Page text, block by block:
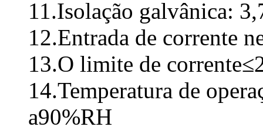
11.Isolação galvânica:
12.Entrada de corrente
13.O limite de
14.Temperatura de
a90%RH